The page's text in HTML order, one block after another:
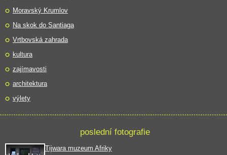
Moravský Krumlov
Na skok do Santiaga
Vrtbovská zahrada
kultura
zajímavosti
architektura
výlety
poslední fotografie
Tijwara muzeum Afriky